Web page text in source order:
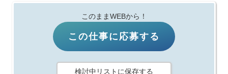
このままWEBから！
この仕事に応募する
検討中リストに保存する